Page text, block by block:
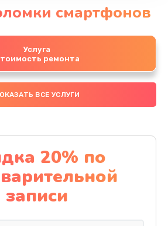
смартфонов
Услуга
ремонта
ВСЕ УСЛУГИ
20% по
записи